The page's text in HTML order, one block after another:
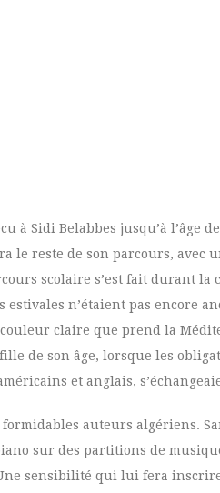
à Sidi Belabbes jusqu’à l’âge
le reste de son parcours, avec
scolaire s’est fait durant
n’étaient pas encore
claire que prend la
de son âge, lorsque les
et anglais,
auteurs algériens.
sur des partitions de
sensibilité qui lui fera